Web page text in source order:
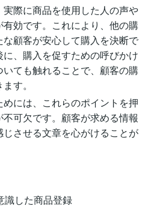
際に商品を使用した人の声や
効です。これにより、他の購
顧客が安心して購入を決断で
、購入を促すための呼びかけ
ても触れることで、顧客の購
す。
には、これらのポイントを押
可欠です。顧客が求める情報
させる文章を心がけることが
識した商品登録